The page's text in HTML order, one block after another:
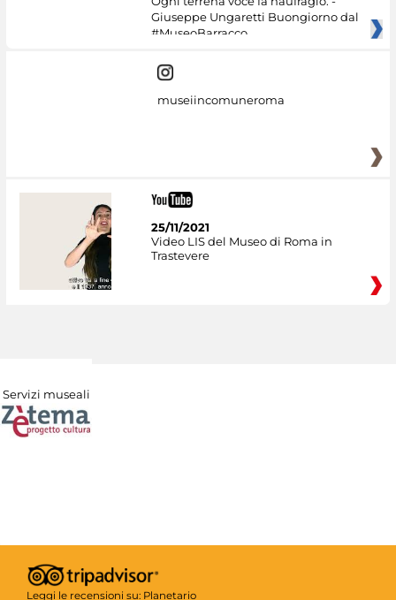
Giuseppe Ungaretti Buongiorno dal
#MuseoBarracco
museiincomuneroma
25/11/2021
Video LIS del Museo di Roma in
Trastevere
Servizi museali
Leggi le recensioni su: Planetario